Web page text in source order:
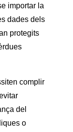
importar la
dades dels
protegits
complir
del
o